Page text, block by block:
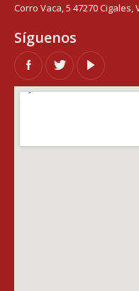
Corro Vaca, 5 47270 Cigales,
Síguenos